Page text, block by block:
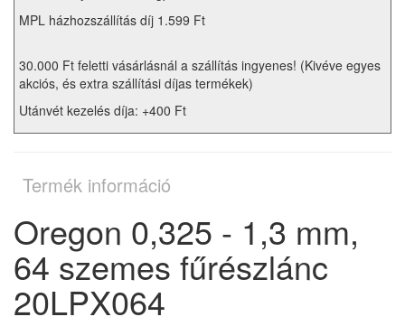
MPL házhozszállítás díj 1.599 Ft
30.000 Ft feletti vásárlásnál a szállítás ingyenes! (Kivéve egyes
akciós, és extra szállítási díjas termékek)
Utánvét kezelés díja: +400 Ft
Termék információ
Oregon 0,325 - 1,3 mm,
64 szemes fűrészlánc
20LPX064